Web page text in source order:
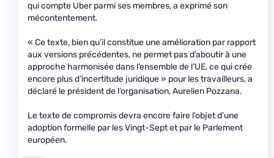
qui compte Uber parmi ses membres, a exprimé son
mécontentement.
« Ce texte, bien qu’il constitue une amélioration par rapport
aux versions précédentes, ne permet pas d’aboutir à une
approche harmonisée dans l’ensemble de l’UE, ce qui crée
encore plus d’incertitude juridique » pour les travailleurs, a
déclaré le président de l’organisation, Aurelien Pozzana.
Le texte de compromis devra encore faire l’objet d’une
adoption formelle par les Vingt-Sept et par le Parlement
européen.